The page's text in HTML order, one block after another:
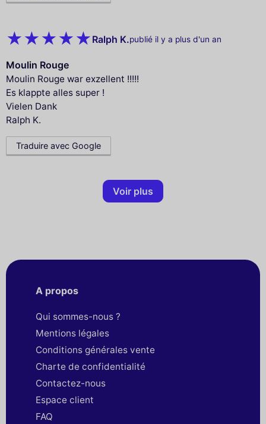
Ralph K.publié il y a plus d'un an
Moulin Rouge
Moulin Rouge war exzellent !!!!!
Es klappte alles super !
Vielen Dank
Ralph K.
Traduire avec Google
Voir plus
A propos
Qui sommes-nous ?
Mentions légales
Conditions générales vente
Charte de confidentialité
Contactez-nous
Espace client
FAQ